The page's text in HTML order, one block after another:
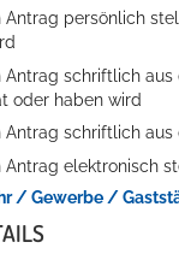
Antrag persönlich
Antrag schriftlich
oder haben wird
Antrag schriftlich
Antrag elektronisch
/ Gewerbe /